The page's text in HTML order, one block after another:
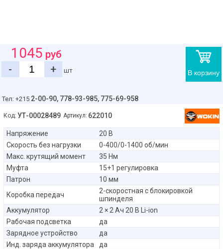
В корзину
1045 руб
-
+ шт
Тел: +215 2-00-90, 778-93-985, 775-69-958
Код: УТ-00028489 Артикул: 622010
Напряжение
20 В
Скорость без нагрузки
0-400/0-1400 об/мин
Макс. крутящий момент
35 Нм
Муфта
15+1 регулировка
Патрон
10 мм
Коробка передач
2-скоростная с блокировкой
шпинделя
Аккумулятор
2 × 2 Aч 20 В Li-ion
Рабочая подсветка
да
Зарядное устройство
да
Инд. заряда аккумулятора
да